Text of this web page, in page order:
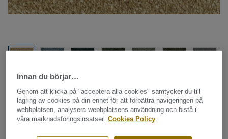
Hela kollektionen - LRV och NCS (12)
Heltäckningsmatta - rullvara Måttbeställda mattor
Innan du börjar…
Genom att klicka på "acceptera alla cookies" samtycker du till
lagring av cookies på din enhet för att förbättra navigeringen på
webbplatsen, analysera webbplatsens användning och bistå i
våra marknadsföringsinsatser. Cookies Policy